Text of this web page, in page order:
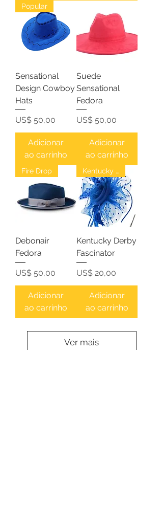
Popular
Sensational
Design Cowboy
Hats
Preço
US$ 50,00
Adicionar
ao carrinho
Suede
Sensational
Fedora
Preço
US$ 50,00
Adicionar
ao carrinho
Fire Drop
Debonair
Fedora
Preço
US$ 50,00
Adicionar
ao carrinho
Kentucky Derby
Kentucky Derby
Fascinator
Preço
US$ 20,00
Adicionar
ao carrinho
Ver mais